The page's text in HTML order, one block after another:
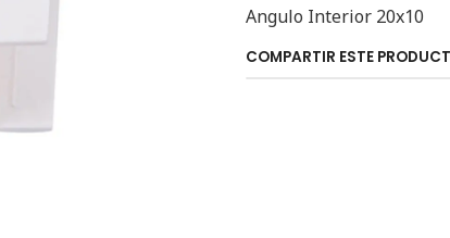
Angulo Interior 20x10
COMPARTIR ESTE